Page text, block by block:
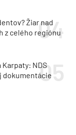
Žiar nad
z celého regiónu
NDS
dokumentácie